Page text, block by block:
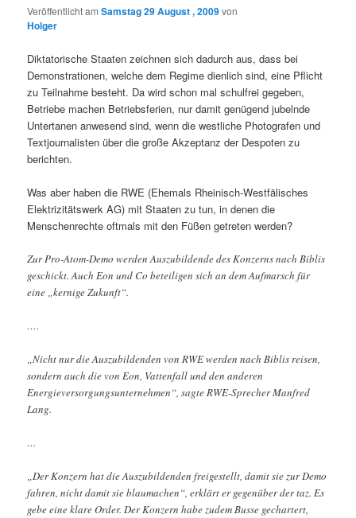
Veröffentlicht amSamstag 29 August , 2009von
Holger
Diktatorische Staaten zeichnen sich dadurch aus, dass bei
Demonstrationen, welche dem Regime dienlich sind, eine Pflicht
zu Teilnahme besteht. Da wird schon mal schulfrei gegeben,
Betriebe machen Betriebsferien, nur damit genügend jubelnde
Untertanen anwesend sind, wenn die westliche Photografen und
Textjournalisten über die große Akzeptanz der Despoten zu
berichten.
Was aber haben die RWE (Ehemals Rheinisch-Westfälisches
Elektrizitätswerk AG) mit Staaten zu tun, in denen die
Menschenrechte oftmals mit den Füßen getreten werden?
Zur Pro-Atom-Demo werden Auszubildende des Konzerns nach Biblis
geschickt. Auch Eon und Co beteiligen sich an dem Aufmarsch für
eine „kernige Zukunft“.
….
„Nicht nur die Auszubildenden von RWE werden nach Biblis reisen,
sondern auch die von Eon, Vattenfall und den anderen
Energieversorgungsunternehmen“, sagte RWE-Sprecher Manfred
Lang.
…
„Der Konzern hat die Auszubildenden freigestellt, damit sie zur Demo
fahren, nicht damit sie blaumachen“, erklärt er gegenüber der taz. Es
gebe eine klare Order. Der Konzern habe zudem Busse gechartert,